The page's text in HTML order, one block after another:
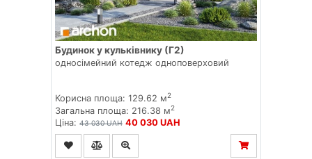
Будинок у кульківнику (Г2)
односімейний котедж одноповерховий
Корисна площа: 129.62 м2
Загальна площа: 216.38 м2
Ціна: 43 030 UAH 40 030 UAH